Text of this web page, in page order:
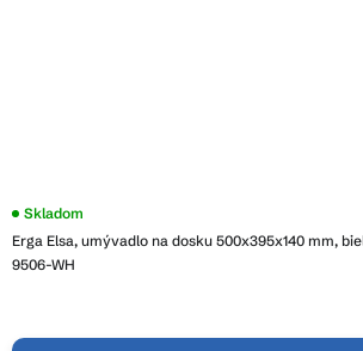
Erga Elsa, umývadlo na dosku 500x395x140 mm,
9506-WH
Skladom